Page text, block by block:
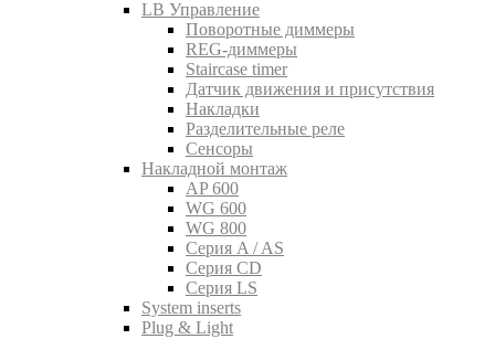
LB Управление
Поворотные диммеры
REG-диммеры
Staircase timer
Датчик движения и присутствия
Накладки
Разделительные реле
Сенсоры
Накладной монтаж
AP 600
WG 600
WG 800
Серия A / AS
Серия CD
Серия LS
System inserts
Plug & Light